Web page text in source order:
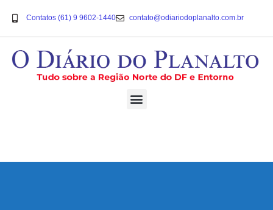
Contatos (61) 9 9602-1440 contato@odiariodoplanalto.com.br